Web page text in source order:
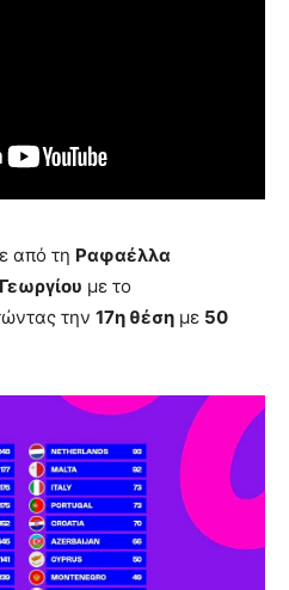
από τη Ραφαέλλα
με το
την 17η θέση με 50